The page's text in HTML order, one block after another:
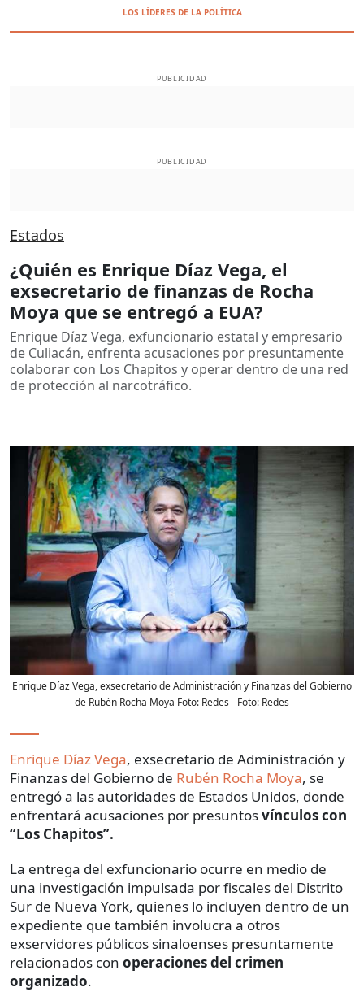
LOS LÍDERES DE LA POLÍTICA
PUBLICIDAD
PUBLICIDAD
Estados
¿Quién es Enrique Díaz Vega, el
exsecretario de finanzas de Rocha
Moya que se entregó a EUA?
Enrique Díaz Vega, exfuncionario estatal y empresario
de Culiacán, enfrenta acusaciones por presuntamente
colaborar con Los Chapitos y operar dentro de una red
de protección al narcotráfico.
Enrique Díaz Vega, exsecretario de Administración y Finanzas del Gobierno
de Rubén Rocha Moya Foto: Redes - Foto: Redes
Enrique Díaz Vega, exsecretario de Administración y
Finanzas del Gobierno de Rubén Rocha Moya, se
entregó a las autoridades de Estados Unidos, donde
enfrentará acusaciones por presuntosvínculos con
“Los Chapitos”.
La entrega del exfuncionario ocurre en medio de
una investigación impulsada por fiscales del Distrito
Sur de Nueva York, quienes lo incluyen dentro de un
expediente que también involucra a otros
exservidores públicos sinaloenses presuntamente
relacionados con operaciones del crimen
organizado.